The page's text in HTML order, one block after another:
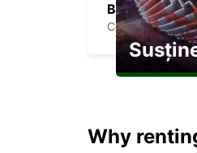
BOGOTA
COLOMBIA -
Why